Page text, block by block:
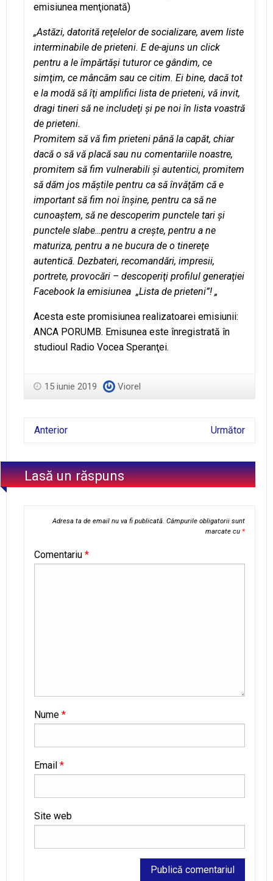
emisiunea menţionată)
„Astăzi, datorită reţelelor de socializare, avem liste
interminabile de prieteni. E de-ajuns un click
pentru a le împărtăşi tuturor ce gândim, ce
simţim, ce mâncăm sau ce citim. Ei bine, dacă tot
e la modă să îţi amplifici lista de prieteni, vă invit,
dragi tineri să ne includeţi şi pe noi în lista voastră
de prieteni.
Promitem să vă fim prieteni până la capăt, chiar
dacă o să vă placă sau nu comentariile noastre,
promitem să fim vulnerabili şi autentici, promitem
să dăm jos măştile pentru ca să învăţăm că e
important să fim noi înşine, pentru ca să ne
cunoaştem, să ne descoperim punctele tari şi
punctele slabe…pentru a creşte, pentru a ne
maturiza, pentru a ne bucura de o tinereţe
autentică. Dezbateri, recomandări, impresii,
portrete, provocări – descoperiţi profilul generaţiei
Facebook la emisiunea „Lista de prieteni”! „
Acesta este promisiunea realizatoarei emisiunii:
ANCA PORUMB. Emisunea este înregistrată în
studioul Radio Vocea Speranţei.
15 iunie 2019 Viorel
Anterior Următor
Lasă un răspuns
Adresa ta de email nu va fi publicată. Câmpurile obligatorii sunt
marcate cu *
Comentariu *
Nume *
Email *
Site web